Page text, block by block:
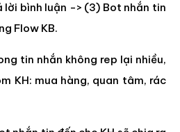
bình luận -> (3) Bot nhắn tin
Flow KB.
tin nhắn không rep lại nhiều,
KH: mua hàng, quan tâm, rác